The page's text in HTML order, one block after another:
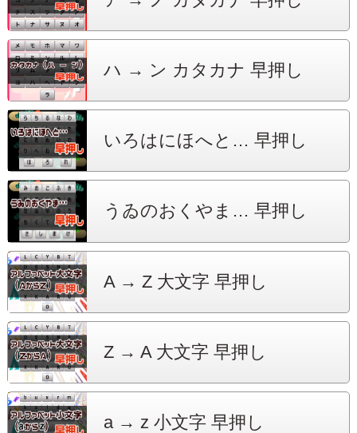
ハ → ン カタカナ 早押し
いろはにほへと… 早押し
うゐのおくやま… 早押し
A → Z 大文字 早押し
Z → A 大文字 早押し
a → z 小文字 早押し